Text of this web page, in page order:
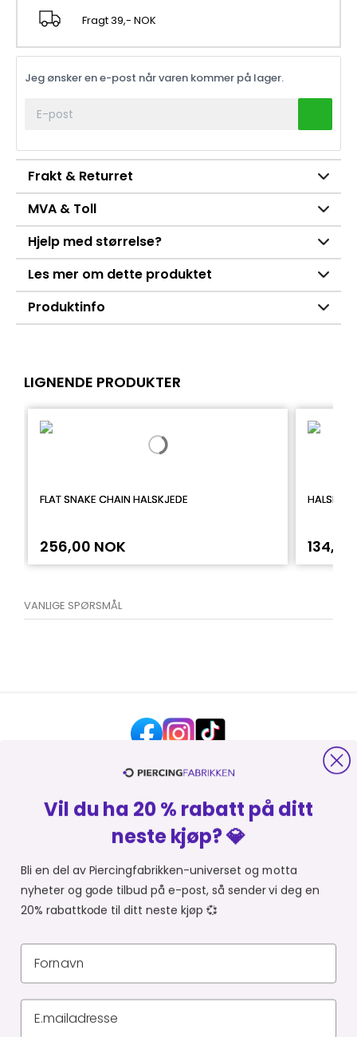
Fragt 39,- NOK
Jeg ønsker en e-post når varen kommer på lager.
Frakt & Returret
MVA & Toll
Hjelp med størrelse?
Les mer om dette produktet
Produktinfo
LIGNENDE PRODUKTER
FLAT SNAKE CHAIN HALSKJEDE
256,00 NOK 134,00
VANLIGE SPØRSMÅL
HJELP OG KONTAKT
OM PIERCINGFABRIKKEN
MER FRA PIERCINGFABRIKKEN
Personvernerklæring
Vil du ha 20 % rabatt på ditt
neste kjøp? 💎
Bli en del av Piercingfabrikken-universet og motta
nyheter og gode tilbud på e-post, så sender vi deg en
20% rabattkode til ditt neste kjøp 💞